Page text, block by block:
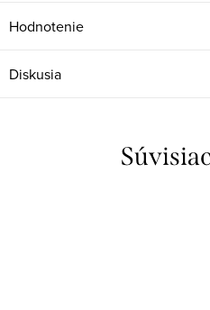
Hodnotenie
Diskusia